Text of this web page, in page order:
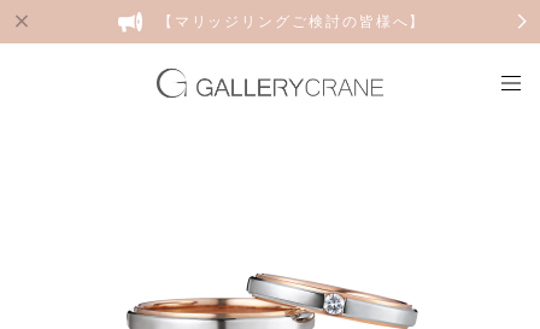
【マリッジリングご検討の皆様へ】